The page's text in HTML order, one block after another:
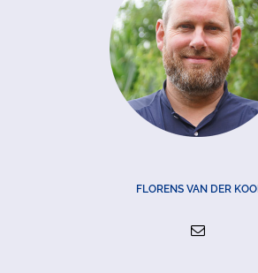
FLORENS VAN DER KOOI